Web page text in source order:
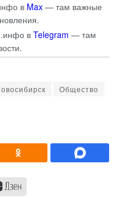
в Max — там важные
вTelegram — там
Общество